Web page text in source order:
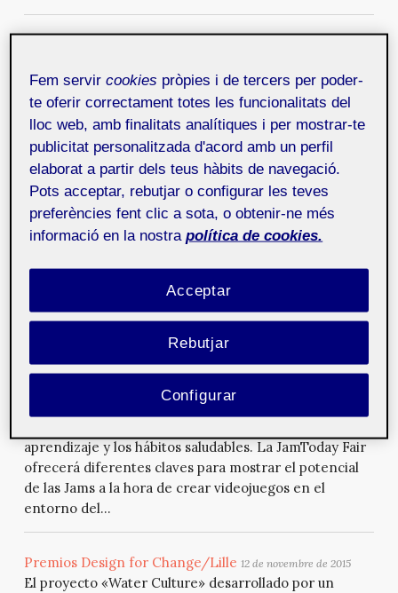
novembre de 2015
Desarrollo de una aplicación que hace uso de la
realidad aumentada para la ayuda en el aprendizaje y
práctica de un idioma y que tiene como objetivo
motivar al usuario ya sea en la adquisición de
competencias comunicativas en una lengua (ámbito
escolar), como para aprender un idioma (academias) o
para ayudarlo en terapias relacionadas con el habla
(logopedia). También puede emplearse como juego
socializador en moment...
Jamtoday Fair Barcelona 16 de novembre de 2015
El próximo 30 de noviembre y 1 de diciembre, la Escola
de Noves Tecnologies Interactives (ENTI-UB)
Cornellà del Llobregat. En esta ocasión, el encuentro
aprendizaje y los hábitos saludables. La JamToday Fair
ofrecerá diferentes claves para mostrar el potencial
de las Jams a la hora de crear videojuegos en el
entorno del...
Premios Design for Change/Lille 12 de novembre de 2015
El proyecto «Water Culture» desarrollado por un
Fem servircookies pròpies i de tercers per poder-
te oferir correctament totes les funcionalitats del
lloc web, amb finalitats analítiques i per mostrar-te
publicitat personalitzada d'acord amb un perfil
elaborat a partir dels teus hàbits de navegació.
Pots acceptar, rebutjar o configurar les teves
preferències fent clic a sota, o obtenir-ne més
informació en la nostra política de cookies.
Rebutjar
Acceptar
Configurar